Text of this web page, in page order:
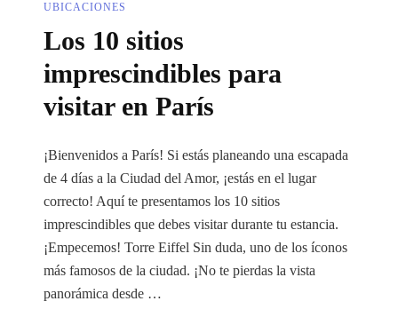
UBICACIONES
Los 10 sitios
imprescindibles para
visitar en París
¡Bienvenidos a París! Si estás planeando una escapada
de 4 días a la Ciudad del Amor, ¡estás en el lugar
correcto! Aquí te presentamos los 10 sitios
imprescindibles que debes visitar durante tu estancia.
¡Empecemos! Torre Eiffel Sin duda, uno de los íconos
más famosos de la ciudad. ¡No te pierdas la vista
panorámica desde …